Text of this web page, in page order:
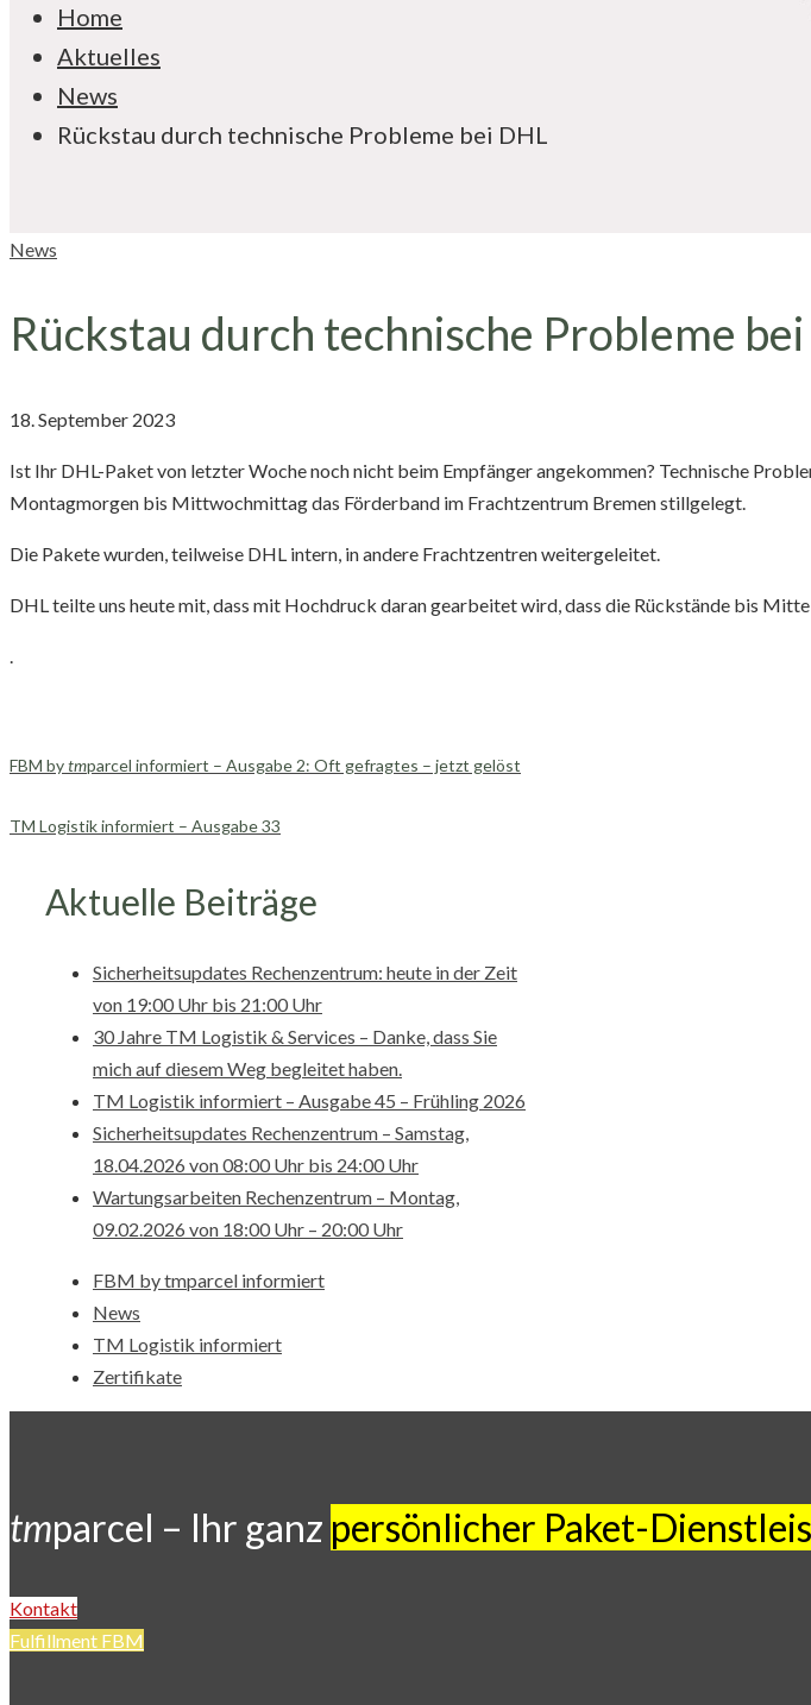
Home
Aktuelles
News
Rückstau durch technische Probleme bei DHL
Rückstau
durch
technische
Probleme
bei
DHL
News
Rückstau durch technische Probleme
18. September 2023
Ist Ihr DHL-Paket von letzter Woche noch nicht beim Empfänger angekommen? Technische
Montagmorgen bis Mittwochmittag das Förderband im Frachtzentrum Bremen stillgelegt.
Die Pakete wurden, teilweise DHL intern, in andere Frachtzentren weitergeleitet.
DHL teilte uns heute mit, dass mit Hochdruck daran gearbeitet wird, dass die Rückstände bis
.
FBM bytmparcel informiert – Ausgabe 2: Oft gefragtes – jetzt gelöst
TM Logistik informiert – Ausgabe 33
Aktuelle Beiträge
Sicherheitsupdates Rechenzentrum: heute in der Zeit
von 19:00 Uhr bis 21:00 Uhr
30 Jahre TM Logistik & Services – Danke, dass Sie
mich auf diesem Weg begleitet haben.
TM Logistik informiert – Ausgabe 45 – Frühling 2026
Sicherheitsupdates Rechenzentrum – Samstag,
18.04.2026 von 08:00 Uhr bis 24:00 Uhr
Wartungsarbeiten Rechenzentrum – Montag,
09.02.2026 von 18:00 Uhr – 20:00 Uhr
FBM by tmparcel informiert
News
TM Logistik informiert
Zertifikate
tmparcel – Ihr ganz persönlicher Paket-
Kontakt
Fulfillment FBM